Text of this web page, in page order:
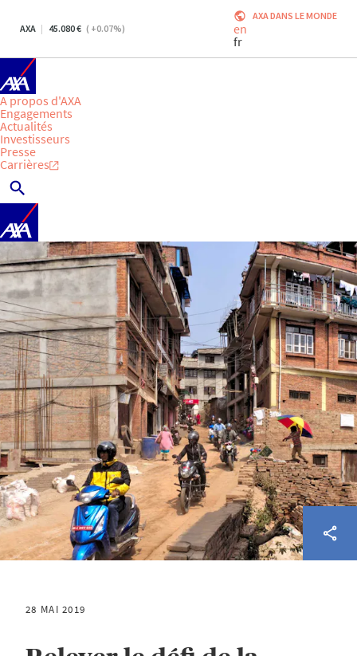
AXA 45.080 ( +0.07%)
AXA DANS LE MONDE
en
fr
A propos d'AXA
Engagements
Actualités
Investisseurs
Presse
Carrières
28 MAI 2019